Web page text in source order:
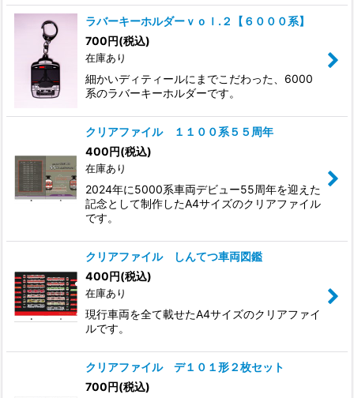
ラバーキーホルダーｖｏｌ.２【６０００系】
700円(税込)
在庫あり
細かいディティールにまでこだわった、6000
系のラバーキーホルダーです。
クリアファイル １１００系５５周年
400円(税込)
在庫あり
2024年に5000系車両デビュー55周年を迎えた
記念として制作したA4サイズのクリアファイル
です。
クリアファイル しんてつ車両図鑑
400円(税込)
在庫あり
現行車両を全て載せたA4サイズのクリアファイ
ルです。
クリアファイル デ１０１形２枚セット
700円(税込)